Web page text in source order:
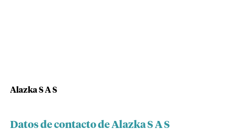
Alazka S A S
Datos de contacto de Alazka S A S